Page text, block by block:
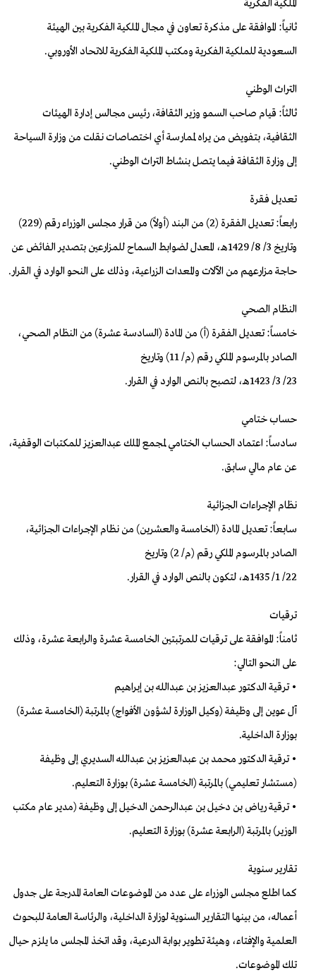
الملكية الفكرية
ثانياً: الموافقة على مذكرة تعاون في مجال الملكية الفكرية بين الهيئة
السعودية للملكية الفكرية ومكتب الملكية الفكرية للاتحاد الأوروبي.
التراث الوطني
ثالثاً: قيام صاحب السمو وزير الثقافة، رئيس مجالس إدارة الهيئات
الثقافية، بتفويض من يراه لممارسة أي اختصاصات نقلت من وزارة السياحة
إلى وزارة الثقافة فيما يتصل بنشاط التراث الوطني.
تعديل فقرة
رابعاً: تعديل الفقرة (2) من البند (أولاً) من قرار مجلس الوزراء رقم (229)
وتاريخ 3/ 8/ 1429هـ، المعدل لضوابط السماح للمزارعين بتصدير الفائض عن
حاجة مزارعهم من الآلات والمعدات الزراعية، وذلك على النحو الوارد في القرار.
النظام الصحي
خامساً: تعديل الفقرة (أ) من المادة (السادسة عشرة) من النظام الصحي،
الصادر بالمرسوم الملكي رقم (م/ 11) وتاريخ
23/ 3/ 1423هـ، لتصبح بالنص الوارد في القرار.
حساب ختامي
سادساً: اعتماد الحساب الختامي لمجمع الملك عبدالعزيز للمكتبات الوقفية،
عن عام مالي سابق.
نظام الإجراءات الجزائية
سابعاً: تعديل المادة (الخامسة والعشرين) من نظام الإجراءات الجزائية،
الصادر بالمرسوم الملكي رقم (م/ 2) وتاريخ
22/ 1/ 1435هـ، لتكون بالنص الوارد في القرار.
ترقيات
ثامناً: الموافقة على ترقيات للمرتبتين الخامسة عشرة والرابعة عشرة، وذلك
على النحو التالي:
• ترقية الدكتور عبدالعزيز بن عبدالله بن إبراهيم
آل عوين إلى وظيفة (وكيل الوزارة لشؤون الأفواج) بالمرتبة (الخامسة عشرة)
بوزارة الداخلية.
• ترقية الدكتور محمد بن عبدالعزيز بن عبدالله السديري إلى وظيفة
(مستشار تعليمي) بالمرتبة (الخامسة عشرة) بوزارة التعليم.
• ترقية رياض بن دخيل بن عبدالرحمن الدخيل إلى وظيفة (مدير عام مكتب
الوزير) بالمرتبة (الرابعة عشرة) بوزارة التعليم.
تقارير سنوية
كما اطلع مجلس الوزراء على عدد من الموضوعات العامة المدرجة على جدول
أعماله، من بينها التقارير السنوية لوزارة الداخلية، والرئاسة العامة للبحوث
العلمية والإفتاء، وهيئة تطوير بوابة الدرعية، وقد اتخذ المجلس ما يلزم حيال
تلك الموضوعات.